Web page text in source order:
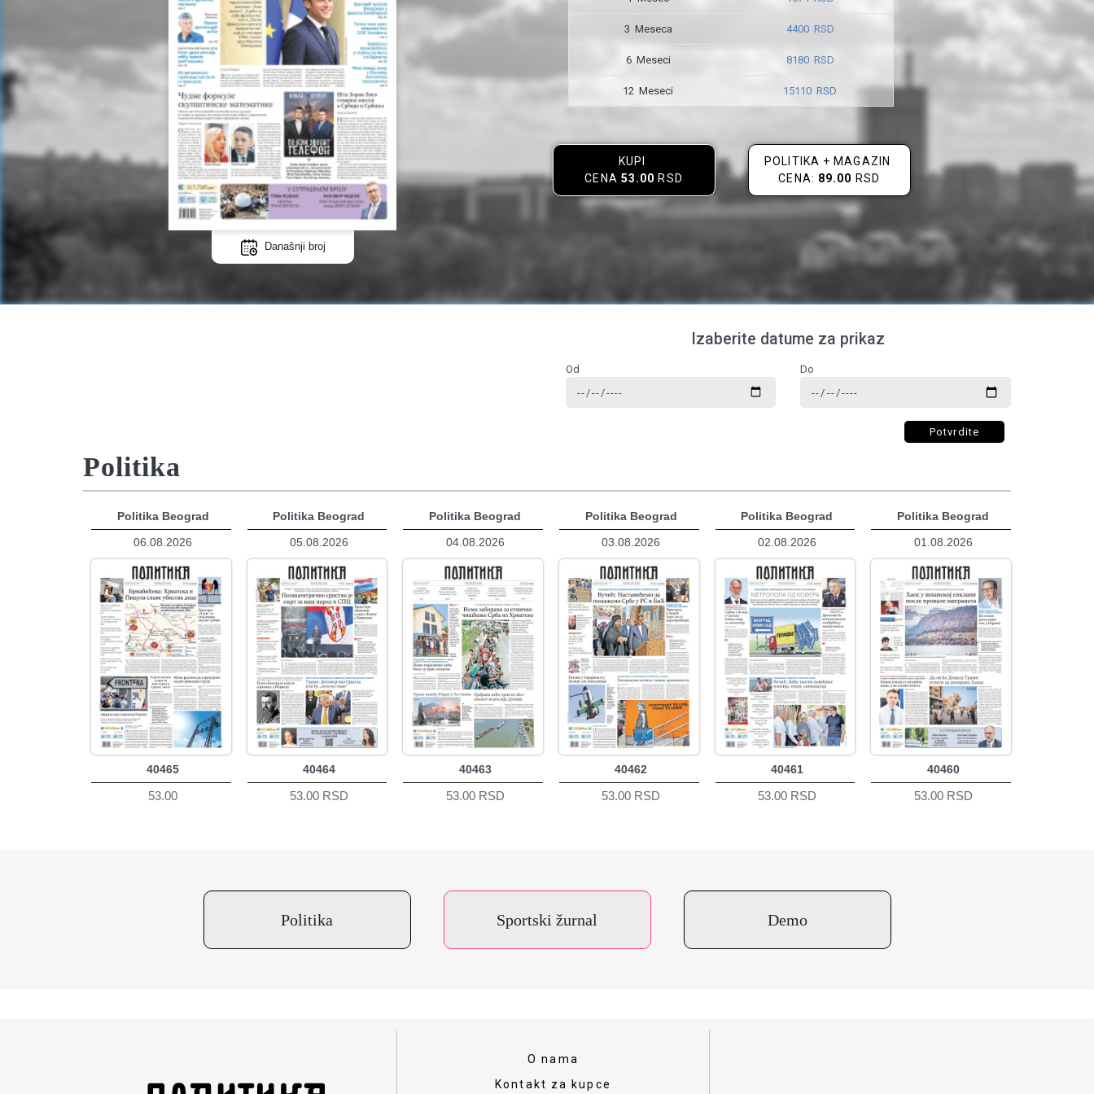
Današnji broj
3 Meseca 4400 RSD
6 Meseci 8180 RSD
12 Meseci 15110 RSD
KUPI
CENA 53.00 RSD
POLITIKA + MAGAZIN
CENA: 89.00 RSD
Izaberite datume za prikaz
Od Do
Potvrdite
Politika
Politika Beograd
06.08.2026
40465
53.00
Politika Beograd
05.08.2026
40464
53.00 RSD
Politika Beograd
04.08.2026
40463
53.00 RSD
Politika Beograd
03.08.2026
40462
53.00 RSD
Politika Beograd
02.08.2026
40461
53.00 RSD
Politika Beograd
01.08.2026
40460
53.00 RSD
Politika Sportski žurnal Demo
O nama
Kontakt za kupce